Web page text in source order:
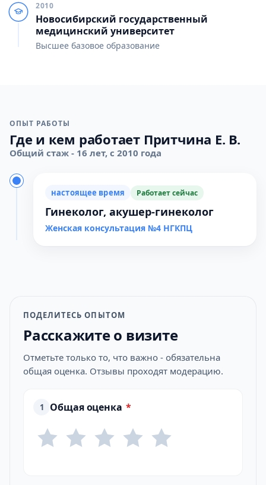
2010
Новосибирский государственный
медицинский университет
Высшее базовое образование
ОПЫТ РАБОТЫ
Где и кем работает Притчина Е. В.
Общий стаж - 16 лет, с 2010 года
настоящее время Работает сейчас
Гинеколог, акушер-гинеколог
Женская консультация №4 НГКПЦ
ПОДЕЛИТЕСЬ ОПЫТОМ
Расскажите о визите
Отметьте только то, что важно - обязательна
общая оценка. Отзывы проходят модерацию.
1 Общая оценка *